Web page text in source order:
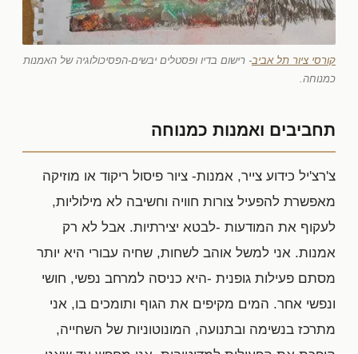
קורסי ציור תל אביב- רישום בדיו ופסטלים יבשים-הפסיכולוגיה של האמנות
כמנוחה.
תחביבים ואמנות כמנוחה
צ'רצ'יל כידוע צייר, אמנות- ציור פיסול ריקוד או מוזיקה
מאפשרת להפעיל צורות חוויה וחשיבה לא מילוליות,
לעקוף את המודעות -לבטא יצירתיות. אבל לא רק
אמנות. אני למשל אוהב לשחות, שחיה עבורי היא יותר
מסתם פעילות גופנית -היא כניסה למרחב נפשי, חושי
ונפשי אחר. המים מקיפים את הגוף ותומכים בו, אני
מתרכז בנשימה ובתנועה, המונוטוניות של השחייה,